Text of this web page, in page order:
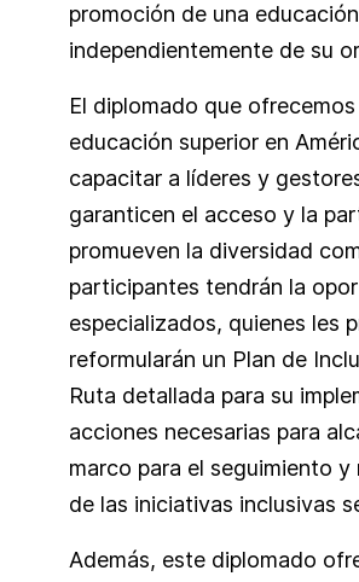
promoción de una
independientemente de su
El diplomado que
educación superior en
capacitar a líderes y
garanticen el acceso y la
promueven la diversidad
participantes tendrán la
especializados, quienes les
reformularán un Plan de
Ruta detallada para su
acciones necesarias para
marco para el seguimiento
de las iniciativas inclusivas
Además, este diplomado